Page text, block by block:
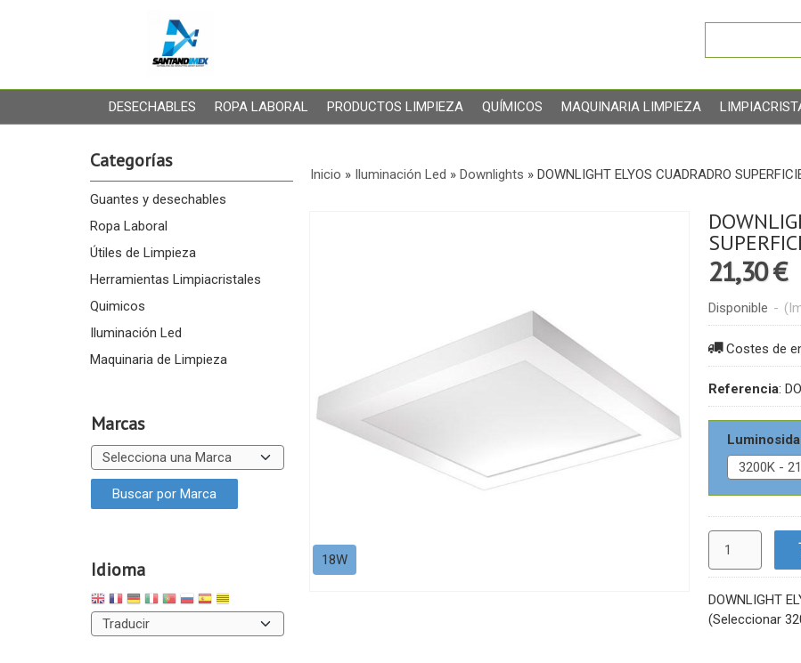
DESECHABLES ROPA LABORAL PRODUCTOS LIMPIEZA QUÍMICOS MAQUINARIA LIMPIEZA
Categorías
Guantes y desechables
Ropa Laboral
Útiles de Limpieza
Herramientas Limpiacristales
Quimicos
Iluminación Led
Maquinaria de Limpieza
Marcas
Idioma
Inicio » Iluminación Led » Downlights » DOWNLIGHT ELYOS CUADRADRO
18W
21,30 €
Disponible -
Costes de
Referencia:
DOWNLIGHT
(Seleccionar